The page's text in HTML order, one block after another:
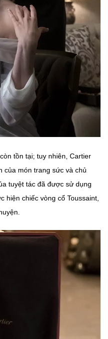
tồn tại; tuy nhiên, Cartier
của món trang sức và chủ
tuyệt tác đã được sử dụng
hiện chiếc vòng cổ Toussaint,